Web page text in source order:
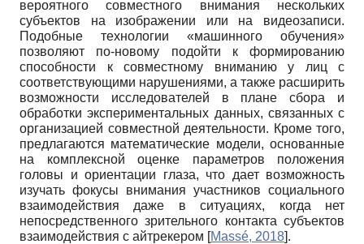
вероятного совместного внимания нескольких
субъектов на изображении или на видеозаписи.
Подобные технологии «машинного обучения»
позволяют по-новому подойти к формированию
способности к совместному вниманию у лиц с
соответствующими нарушениями, а также расширить
возможности исследователей в плане сбора и
обработки экспериментальных данных, связанных с
организацией совместной деятельности. Кроме того,
предлагаются математические модели, основанные
на комплексной оценке параметров положения
головы и ориентации глаза, что дает возможность
изучать фокусы внимания участников социального
взаимодействия даже в ситуациях, когда нет
непосредственного зрительного контакта субъектов
взаимодействия с айтрекером [Massé, 2018].